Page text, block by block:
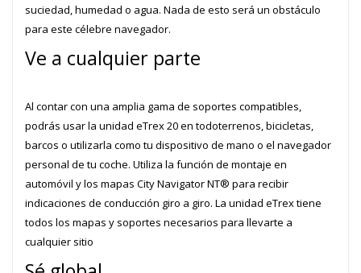
suciedad, humedad o agua. Nada de esto será un obstáculo
para este célebre navegador.
Ve a cualquier parte
Al contar con una amplia gama de soportes compatibles,
podrás usar la unidad eTrex 20 en todoterrenos, bicicletas,
barcos o utilizarla como tu dispositivo de mano o el navegador
personal de tu coche. Utiliza la función de montaje en
automóvil y los mapas City Navigator NT® para recibir
indicaciones de conducción giro a giro. La unidad eTrex tiene
todos los mapas y soportes necesarios para llevarte a
cualquier sitio